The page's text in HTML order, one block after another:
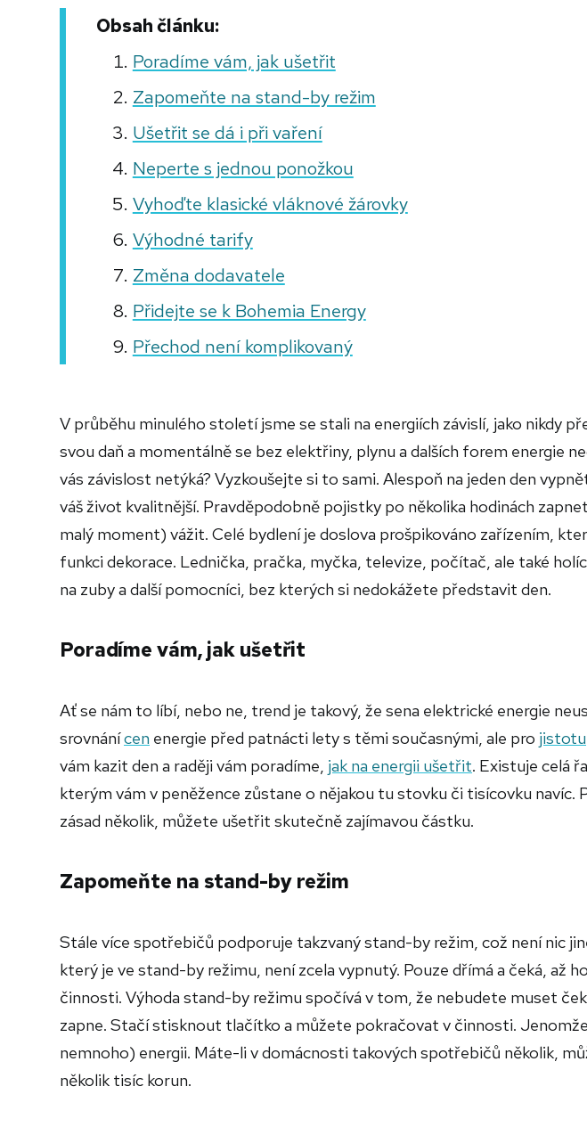
Obsah článku:
Poradíme vám, jak ušetřit
Zapomeňte na stand-by režim
Ušetřit se dá i při vaření
Neperte s jednou ponožkou
Vyhoďte klasické vláknové žárovky
Výhodné tarify
Změna dodavatele
Přidejte se k Bohemia Energy
Přechod není komplikovaný
V průběhu minulého století jsme se stali na energiích závislí, jako nikdy
svou daň a momentálně se bez elektřiny, plynu a dalších forem energie
vás závislost netýká? Vyzkoušejte si to sami. Alespoň na jeden den
váš život kvalitnější. Pravděpodobně pojistky po několika hodinách
malý moment) vážit. Celé bydlení je doslova prošpikováno zařízením,
funkci dekorace. Lednička, pračka, myčka, televize, počítač, ale také
na zuby a další pomocníci, bez kterých si nedokážete představit den.
Poradíme vám, jak ušetřit
Ať se nám to líbí, nebo ne, trend je takový, že sena elektrické energie
srovnánícen energie před patnácti lety s těmi současnými, ale pro jistotu
vám kazit den a raději vám poradíme, jak na energii ušetřit. Existuje celá
kterým vám v peněžence zůstane o nějakou tu stovku či tisícovku navíc.
zásad několik, můžete ušetřit skutečně zajímavou částku.
Zapomeňte na stand-by režim
Stále více spotřebičů podporuje takzvaný stand-by režim, což není nic
který je ve stand-by režimu, není zcela vypnutý. Pouze dřímá a čeká, až
činnosti. Výhoda stand-by režimu spočívá v tom, že nebudete muset
zapne. Stačí stisknout tlačítko a můžete pokračovat v činnosti.
nemnoho) energii. Máte-li v domácnosti takových spotřebičů několik,
několik tisíc korun.